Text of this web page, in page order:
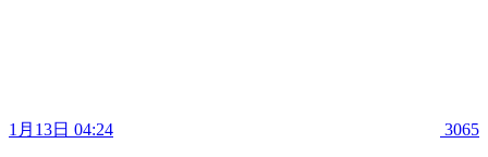
1月13日 04:24 3065